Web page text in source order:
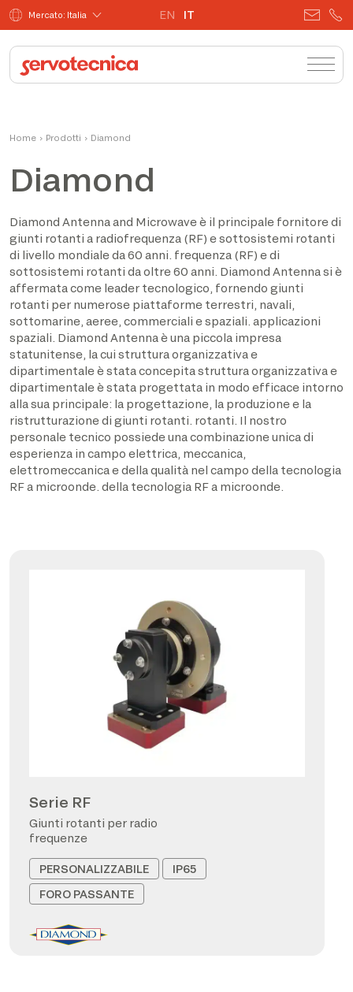
Mercato: Italia EN IT
Home › Prodotti › Diamond
Diamond
Diamond Antenna and Microwave è il principale fornitore di
giunti rotanti a radiofrequenza (RF) e sottosistemi rotanti
di livello mondiale da 60 anni. frequenza (RF) e di
sottosistemi rotanti da oltre 60 anni. Diamond Antenna si è
affermata come leader tecnologico, fornendo giunti
rotanti per numerose piattaforme terrestri, navali,
sottomarine, aeree, commerciali e spaziali. applicazioni
spaziali. Diamond Antenna è una piccola impresa
statunitense, la cui struttura organizzativa e
dipartimentale è stata concepita struttura organizzativa e
dipartimentale è stata progettata in modo efficace intorno
alla sua principale: la progettazione, la produzione e la
ristrutturazione di giunti rotanti. rotanti. Il nostro
personale tecnico possiede una combinazione unica di
esperienza in campo elettrica, meccanica,
elettromeccanica e della qualità nel campo della tecnologia
RF a microonde. della tecnologia RF a microonde.
Serie RF
Giunti rotanti per radio
frequenze
PERSONALIZZABILE
IP65
FORO PASSANTE